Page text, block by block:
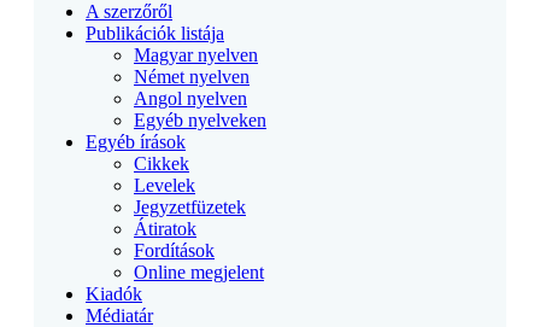
A szerzőről
Publikációk listája
Magyar nyelven
Német nyelven
Angol nyelven
Egyéb nyelveken
Egyéb írások
Cikkek
Levelek
Jegyzetfüzetek
Átiratok
Fordítások
Online megjelent
Kiadók
Médiatár